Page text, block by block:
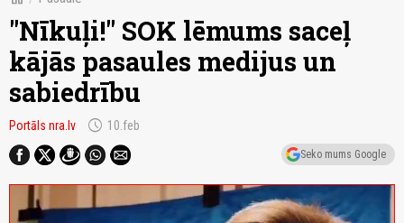
"Nīkuļi!" SOK lēmums saceļ
kājās pasaules medijus un
sabiedrību
Portāls nra.lv schedule 10.feb
Seko mums Google